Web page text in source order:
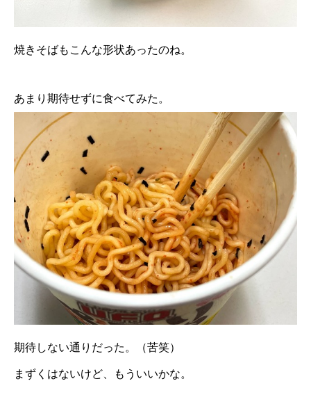
焼きそばもこんな形状あったのね。
あまり期待せずに食べてみた。
期待しない通りだった。（苦笑）
まずくはないけど、もういいかな。